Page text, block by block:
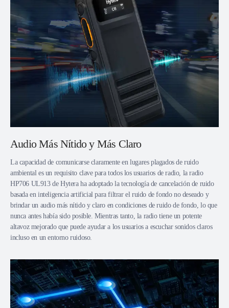
Audio Más Nítido y Más Claro
La capacidad de comunicarse claramente en lugares plagados de ruido
ambiental es un requisito clave para todos los usuarios de radio, la radio
HP706 UL913 de Hytera ha adoptado la tecnología de cancelación de ruido
basada en inteligencia artificial para filtrar el ruido de fondo no deseado y
brindar un audio más nítido y claro en condiciones de ruido de fondo, lo que
nunca antes había sido posible. Mientras tanto, la radio tiene un potente
altavoz mejorado que puede ayudar a los usuarios a escuchar sonidos claros
incluso en un entorno ruidoso.